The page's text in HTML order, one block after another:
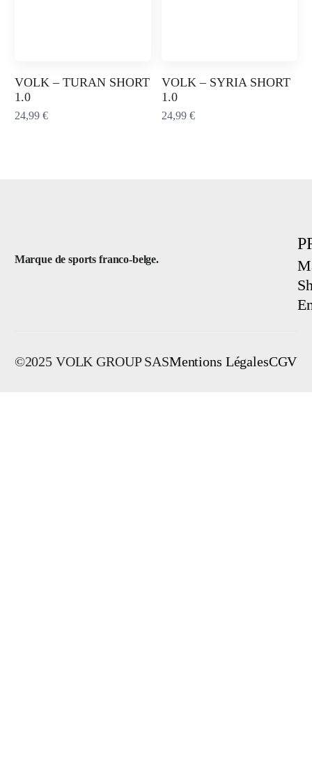
VOLK – TURAN SHORT
1.0
24,99€
VOLK – SYRIA SHORT
1.0
24,99 €
Marque de sports franco-belge.
©2025 VOLK GROUP SASMentions LégalesCGV